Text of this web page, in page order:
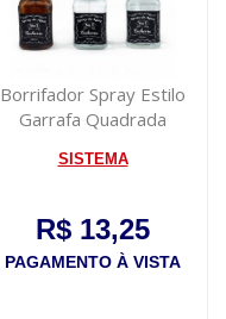
Borrifador Spray Estilo
Garrafa Quadrada
SISTEMA
R$ 13,25
PAGAMENTO À VISTA